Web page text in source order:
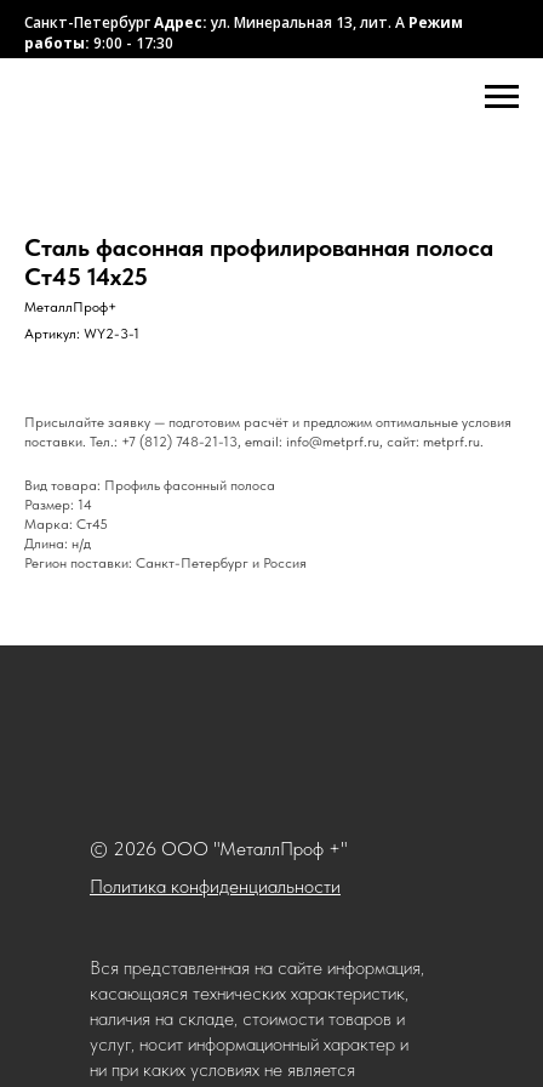
Санкт-ПетербургАдрес:ул. Минеральная 13, лит. А Режим
работы: 9:00 - 17:30
Сталь фасонная профилированная полоса
Ст45 14х25
МеталлПроф+
Артикул: WY2-3-1
Присылайте заявку — подготовим расчёт и предложим оптимальные условия
поставки. Тел.: +7 (812) 748-21-13, email: info@metprf.ru, сайт: metprf.ru.
Вид товара: Профиль фасонный полоса
Размер: 14
Марка: Ст45
Длина: н/д
Регион поставки: Санкт-Петербург и Россия
Политика конфиденциальности
© 2026 ООО "МеталлПроф +"
Вся представленная на сайте информация,
касающаяся технических характеристик,
наличия на складе, стоимости товаров и
услуг, носит информационный характер и
ни при каких условиях не является